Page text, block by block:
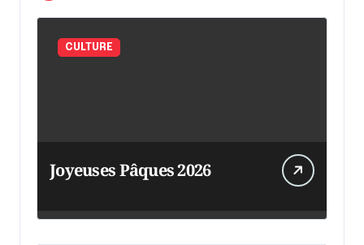
CULTURE
Joyeuses Pâques 2026